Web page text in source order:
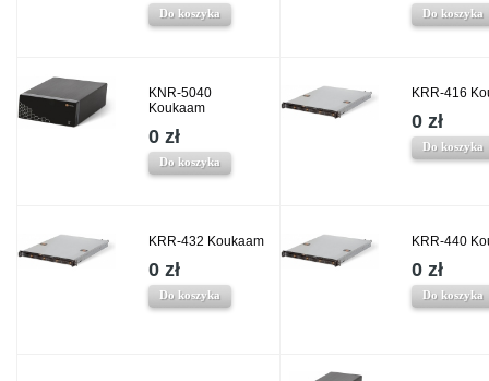
Do koszyka Do koszyka
KNR-5040
Koukaam
0 zł
Do koszyka
KRR-416
0 zł
Do koszyka
KRR-432 Koukaam
0 zł
Do koszyka
KRR-440
0 zł
Do koszyka